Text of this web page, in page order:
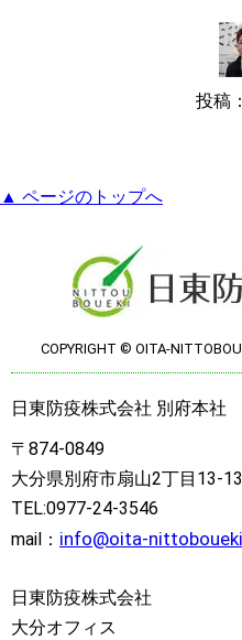
投稿
▲ ページのトップへ
COPYRIGHT © OITA-
日東防疫株式会社 別府本社
〒874-0849
大分県別府市扇山2丁目13-13
TEL:0977-24-3546
mail： info@oita-
日東防疫株式会社
大分オフィス